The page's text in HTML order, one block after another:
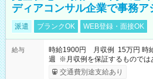
ディアコンサル企業で事務ア
派遣 ブランクOK WEB登録・面接OK
給与
時給1900円 月収例 15万円 時
週 ※月収例を保証するもので
ービス利用可（利用条件有）
交通費別途支給あり